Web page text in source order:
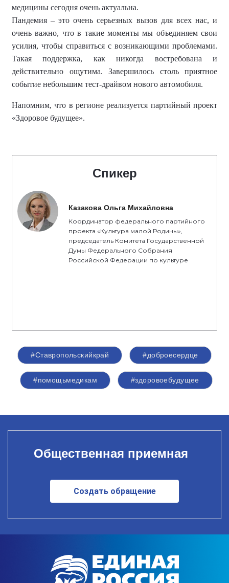
медицины сегодня очень актуальна.
Пандемия – это очень серьезных вызов для всех нас, и
очень важно, что в такие моменты мы объединяем свои
усилия, чтобы справиться с возникающими проблемами.
Такая поддержка, как никогда востребована и
действительно ощутима. Завершилось столь приятное
событие небольшим тест-драйвом нового автомобиля.
Напомним, что в регионе реализуется партийный проект
«Здоровое будущее».
Спикер
Казакова Ольга Михайловна
Координатор федерального партийного
проекта «Культура малой Родины»,
председатель Комитета Государственной
Думы Федерального Собрания
Российской Федерации по культуре
#Ставропольскийкрай #доброесердце
#помощьмедикам #здоровоебудущее
Общественная приемная
Создать обращение